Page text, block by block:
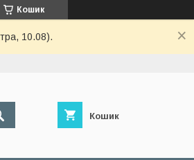
Кошик
10.08).
Кошик